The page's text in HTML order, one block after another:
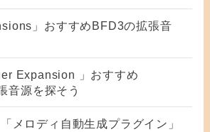
」おすすめBFD3の拡張音
Expansion 」おすすめ
音源を探そう
メロディ自動生成プラグイン」